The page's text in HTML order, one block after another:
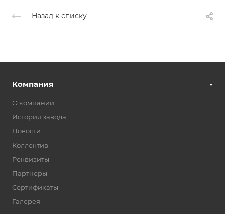
Назад к списку
Компания
О компании
История завода
Новости
Коллектив
Реквизиты
Партнеры
Сертификаты
Галерея